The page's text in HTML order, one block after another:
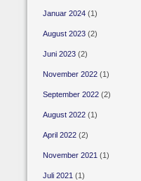
Januar 2024(1)
August 2023(2)
Juni 2023(2)
November 2022(1)
September 2022(2)
August 2022(1)
April 2022(2)
November 2021 (1)
Juli 2021 (1)